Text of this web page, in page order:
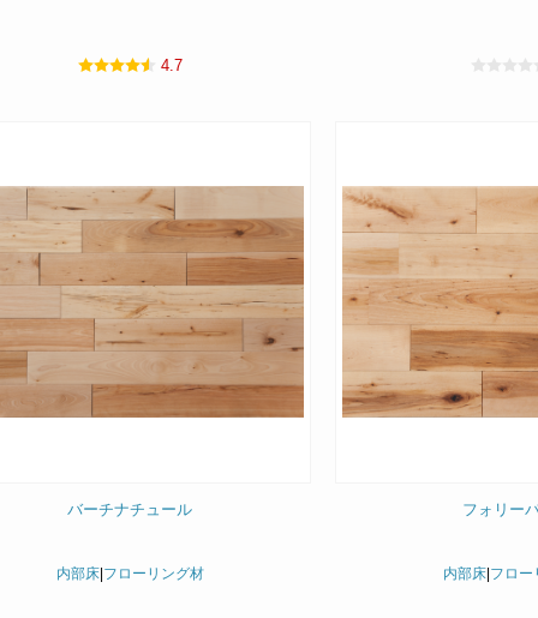
4.7
バーチナチュール
内部床| フローリング材
フォリー
内部床| フロー